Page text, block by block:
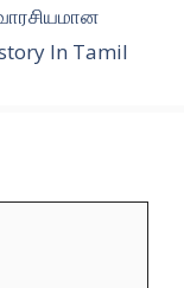
In Tamil